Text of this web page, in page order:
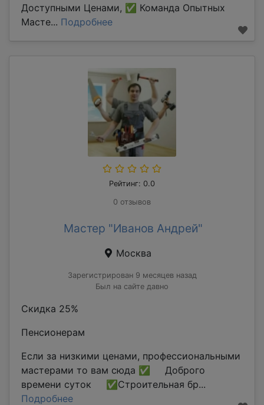
Доступными Ценами, ✅ Команда Опытных
Масте... Подробнее
Рейтинг: 0.0
0 отзывов
Мастер "Иванов Андрей"
Москва
Зарегистрирован 9 месяцев назад
Был на сайте давно
Скидка 25%
Пенсионерам
Если за низкими ценами, профессиональными
мастерами то вам сюда ✅ Доброго
времени суток ✅Строительная бр...
Подробнее